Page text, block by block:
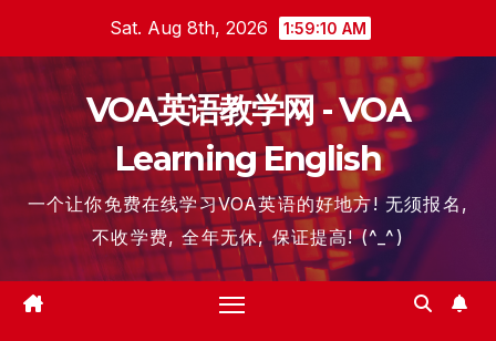
content
Sat. Aug 8th, 2026 1:59:11 AM
VOA英语教学网 - VOA
Learning English
一个让你免费在线学习VOA英语的好地方! 无须报名,
不收学费, 全年无休, 保证提高! (^_^)